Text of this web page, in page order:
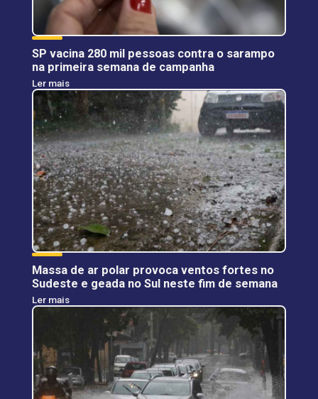
SP vacina 280 mil pessoas contra o sarampo
na primeira semana de campanha
Ler mais
Massa de ar polar provoca ventos fortes no
Sudeste e geada no Sul neste fim de semana
Ler mais